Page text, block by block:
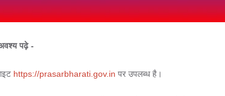
पढ़े -
https://prasarbharati.gov.in पर उपलब्ध है।